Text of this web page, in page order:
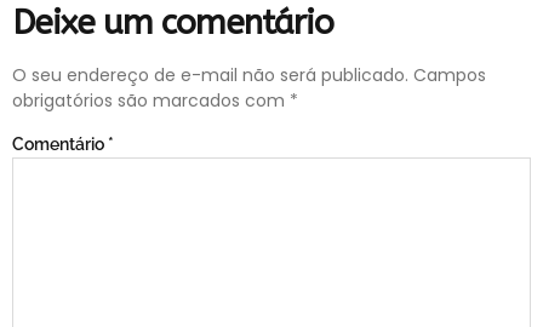
Deixe um comentário
O seu endereço de e-mail não será publicado. Campos
obrigatórios são marcados com *
Comentário *